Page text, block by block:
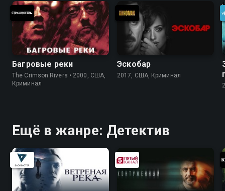
Багровые реки
The Crimson Rivers • 2000, США,
Криминал
Эскобар
2017, США, Криминал
Ещё в жанре: Детектив